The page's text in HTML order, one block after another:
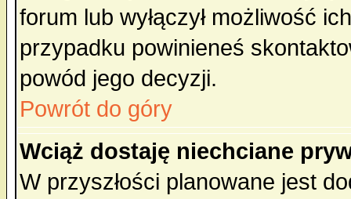
forum lub wyłączył możliwość
przypadku powinieneś
powód jego decyzji.
Powrót do góry
Wciąż dostaję niechciane
W przyszłości planowane jest